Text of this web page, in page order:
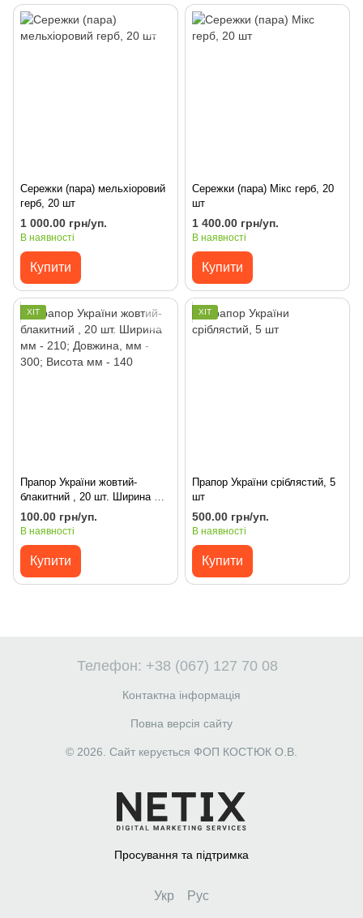
Сережки (пара) мельхіоровий
герб, 20 шт
1 000.00 грн/уп.
В наявності
Купити
Сережки (пара) Мікс герб, 20
шт
1 400.00 грн/уп.
В наявності
Купити
ХІТ
Прапор України жовтий-
блакитний , 20 шт. Ширина мм
- 210; Довжина, мм - 300;
Висота мм - 140
100.00 грн/уп.
В наявності
Купити
ХІТ
Прапор України сріблястий, 5
шт
500.00 грн/уп.
В наявності
Купити
Телефон: +38 (067) 127 70 08
Контактна інформація
Повна версія сайту
© 2026. Сайт керується ФОП КОСТЮК О.В.
Просування та підтримка
Укр Рус